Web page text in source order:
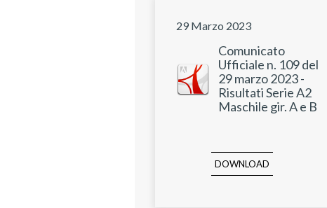
29 Marzo 2023
Comunicato
Ufficiale n. 109 del
29 marzo 2023 -
Risultati Serie A2
Maschile gir. A e B
DOWNLOAD